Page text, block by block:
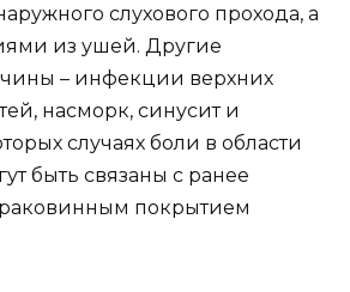
слухового прохода, а
из ушей. Другие
– инфекции верхних
насморк, синусит и
случаях боли в области
быть связаны с ранее
покрытием